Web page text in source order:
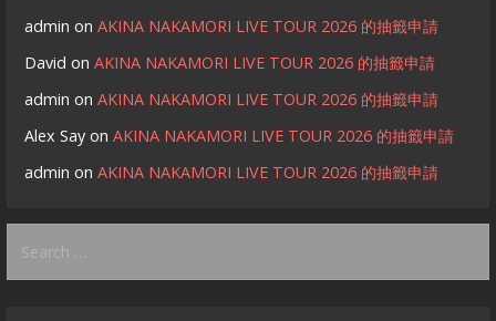
admin onAKINA NAKAMORI LIVE TOUR 2026 的抽籤申請
David onAKINA NAKAMORI LIVE TOUR 2026 的抽籤申請
admin onAKINA NAKAMORI LIVE TOUR 2026 的抽籤申請
Alex Say onAKINA NAKAMORI LIVE TOUR 2026 的抽籤申請
admin onAKINA NAKAMORI LIVE TOUR 2026 的抽籤申請
for: